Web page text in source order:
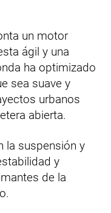
un motor
ágil y una
ha optimizado
sea suave y
urbanos
abierta.
la suspensión y
y
de la